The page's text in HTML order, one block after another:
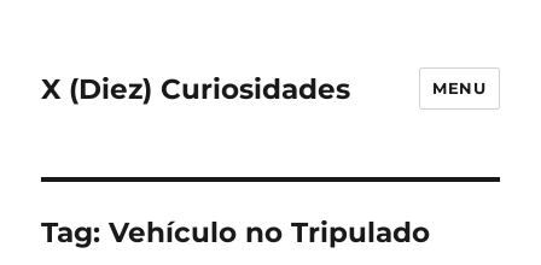
X (Diez) Curiosidades MENU
Tag:Vehículo no Tripulado